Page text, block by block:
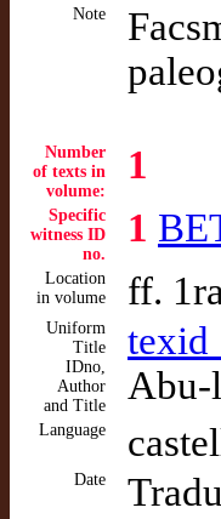
Note
Number
of texts in
volume:
1
Specific
witness ID
no.
1
Location
in volume
ff.
Uniform
Title
IDno,
Author
and Title
texid
Abu-
Language
Date